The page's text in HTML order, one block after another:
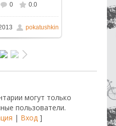
размере 1600x1200
0 0.0
pokatushkin
могут только
пользователи.
| Вход]